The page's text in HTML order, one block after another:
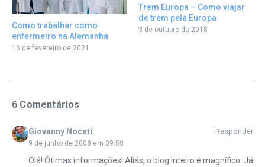
Como trabalhar como
enfermeiro na Alemanha
16 de fevereiro de 2021
Trem Europa – Como viajar
de trem pela Europa
3 de outubro de 2018
6 Comentários
Giovanny Noceti
9 de junho de 2008 em 09:58
Responder
Olá! Ótimas informações! Aliás, o blog inteiro é magnífico. Já